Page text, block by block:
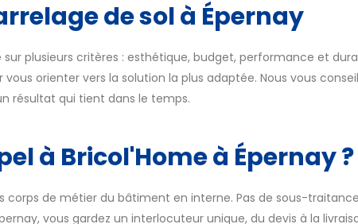
de sol à Épernay
sur plusieurs critères : esthétique, budget, performance et
orienter vers la solution la plus adaptée. Nous vous
résultat qui tient dans le temps.
à Bricol'Home à Épernay ?
corps de métier du bâtiment en interne. Pas de sous-
vous gardez un interlocuteur unique, du devis à la